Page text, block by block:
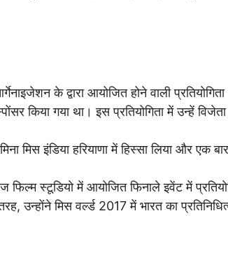
के द्वारा आयोजित होने वाली
किया गया था। इस प्रतियोगिता में उन्हें
मिस इंडिया हरियाणा में हिस्सा लिया और एक
स्टूडियो में आयोजित फिनाले इवेंट में
उन्होंने मिस वर्ल्ड 2017 में भारत का